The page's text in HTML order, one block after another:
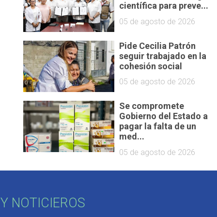
científica para preve...
05 de agosto de 2026
Pide Cecilia Patrón
seguir trabajado en la
cohesión social
05 de agosto de 2026
Se compromete
Gobierno del Estado a
pagar la falta de un
med...
05 de agosto de 2026
NOTICIEROS